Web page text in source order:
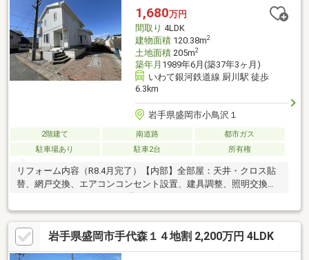
給湯エコキュート採用※仲介業者を通しての取引となります
1,680万円
間取り 4LDK
建物面積120.38m2
土地面積205m2
築年月 1989年6月(築37年3ヶ月)
いわて銀河鉄道線 厨川駅 徒歩
6.3km
岩手県盛岡市小鳥沢１
2階建て 南道路
都市ガス
駐車場あり
駐車2台 所有権
リフォーム内容（R8.4月完了）【内部】全部屋：天井・クロス貼
替、網戸交換、エアコンコンセント設置、建具調整、照明交換、
洗面化粧台・トイレ交換、CF張替、畳表替え、障子張替、床補
修、照明・カギ・インターホン交換2階：トイレ交換、TVジャッ
ク追加【外部】外壁補修、タイル張替、給湯器交換（ガス）、雨
漏れ点検…など※仲介業者を通しての取引となります
岩手県盛岡市手代森１４地割 2,200万円 4LDK